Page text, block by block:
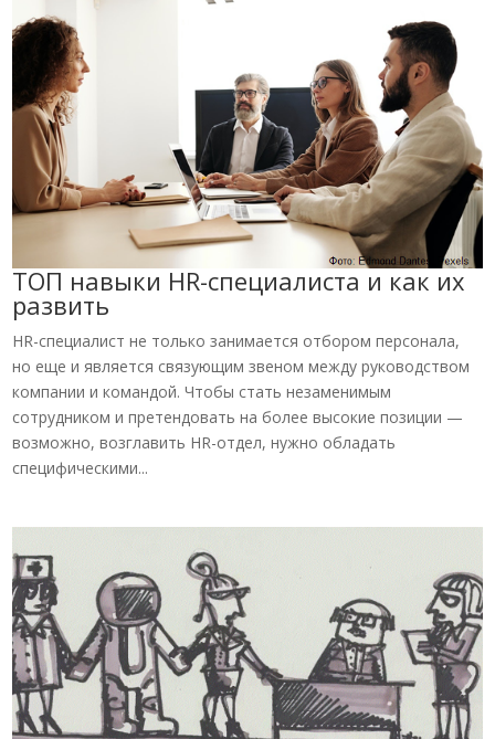
ТОП навыки HR-специалиста и как их
развить
HR-специалист не только занимается отбором персонала,
но еще и является связующим звеном между руководством
компании и командой. Чтобы стать незаменимым
сотрудником и претендовать на более высокие позиции —
возможно, возглавить HR-отдел, нужно обладать
специфическими...